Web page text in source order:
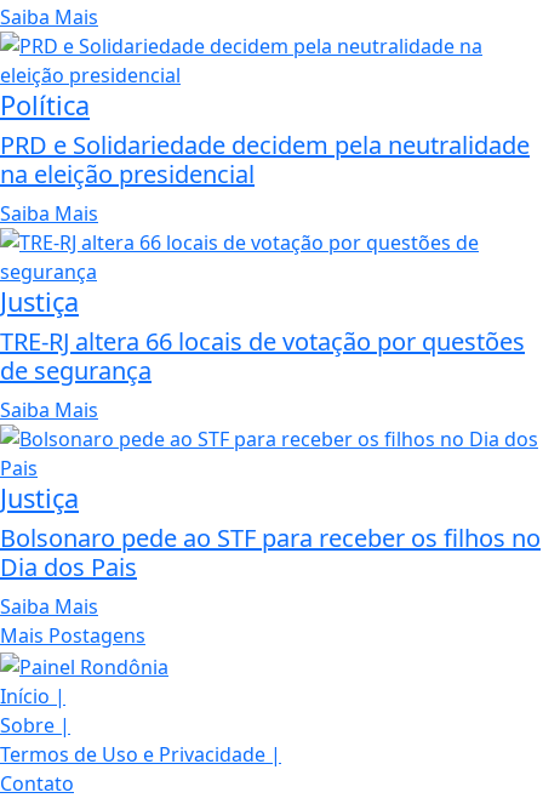
Saiba Mais
Política
PRD e Solidariedade decidem pela neutralidade
na eleição presidencial
Saiba Mais
Justiça
TRE-RJ altera 66 locais de votação por questões
de segurança
Saiba Mais
Justiça
Bolsonaro pede ao STF para receber os filhos no
Dia dos Pais
Saiba Mais
Mais Postagens
Início |
Sobre |
Termos de Uso e Privacidade |
Contato